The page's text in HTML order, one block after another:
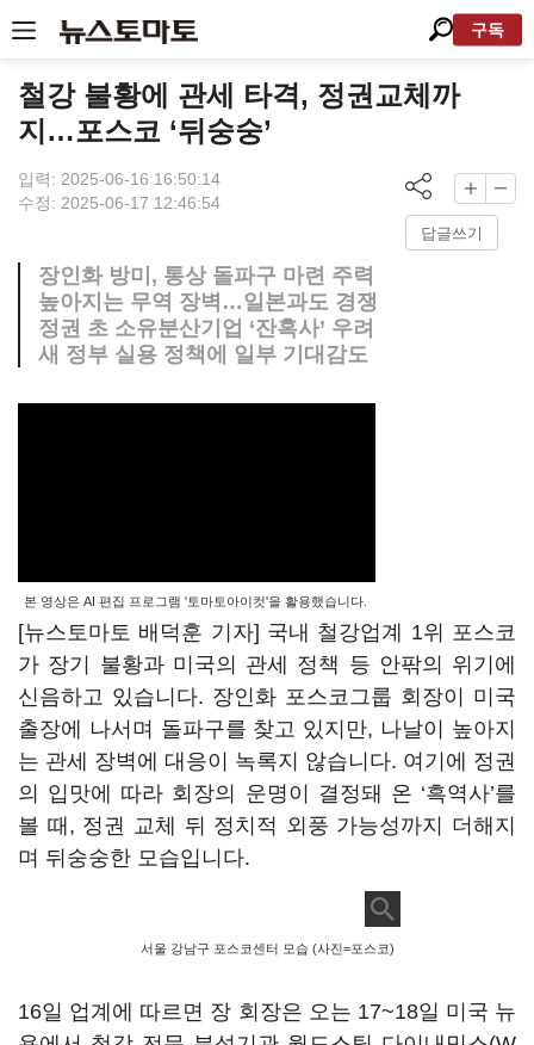
구독
철강 불황에 관세 타격, 정권교체까
지…포스코 ‘뒤숭숭’
입력: 2025-06-16 16:50:14
수정: 2025-06-17 12:46:54
답글쓰기
장인화 방미, 통상 돌파구 마련 주력
높아지는 무역 장벽…일본과도 경쟁
정권 초 소유분산기업 ‘잔혹사’ 우려
새 정부 실용 정책에 일부 기대감도
본 영상은 AI 편집 프로그램 '토마토아이컷'을 활용했습니다.
[뉴스토마토 배덕훈 기자] 국내 철강업계 1위 포스코
가 장기 불황과 미국의 관세 정책 등 안팎의 위기에
신음하고 있습니다. 장인화 포스코그룹 회장이 미국
출장에 나서며 돌파구를 찾고 있지만, 나날이 높아지
는 관세 장벽에 대응이 녹록지 않습니다. 여기에 정권
의 입맛에 따라 회장의 운명이 결정돼 온 ‘흑역사’를
볼 때, 정권 교체 뒤 정치적 외풍 가능성까지 더해지
며 뒤숭숭한 모습입니다.
서울 강남구 포스코센터 모습 (사진=포스코)
16일 업계에 따르면 장 회장은 오는 17~18일 미국 뉴